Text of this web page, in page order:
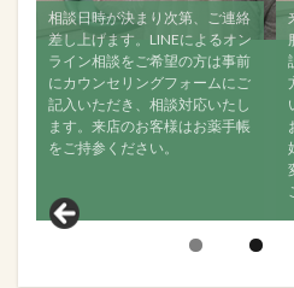
ご連絡
るオン
は事前
ムにご
いたし
薬手帳
来店の方：お薬をお渡しの際、
服用のタイミングや飲み方をご
説明いたします。オンラインの
方：お薬のご紹介と飲み方につ
いてご説明し、ご希望のお薬を
お送りいたします。お薬を飲み
始めて分からないこと、体調の
変化など気になることがあれば